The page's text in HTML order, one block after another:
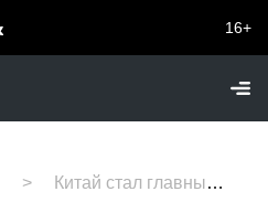
16+
Китай стал главным источником импорта авто в РФ: ввезено 2 млн машин